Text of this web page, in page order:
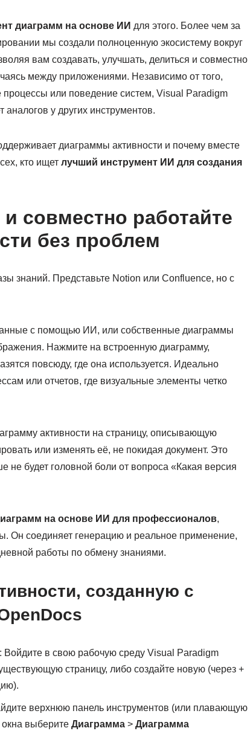
диаграмм на основе ИИ для этого. Более чем за
мы создали полноценную экосистему вокруг
вам создавать, улучшать, делиться и совместно
между приложениями. Независимо от того,
или поведение систем, Visual Paradigm
у других инструментов.
диаграммы активности и почему вместе
кто ищет лучший инструмент ИИ для создания
совместно работайте
без проблем
знаний. Представьте Notion или Confluence, но с
с помощью ИИ, или собственные диаграммы
Нажмите на встроенную диаграмму,
повсюду, где она используется. Идеально
или отчетов, где визуальные элементы четко
активности на страницу, описывающую
или изменять её, не покидая документ. Это
будет головной боли от вопроса «Какая версия
на основе ИИ для профессионалов,
Он соединяет генерацию и реальное применение,
работы по обмену знаниями.
созданную с
: Войдите в свою рабочую среду Visual Paradigm
страницу, либо создайте новую (через +
верхнюю панель инструментов (или плавающую
выберите Диаграмма > Диаграмма